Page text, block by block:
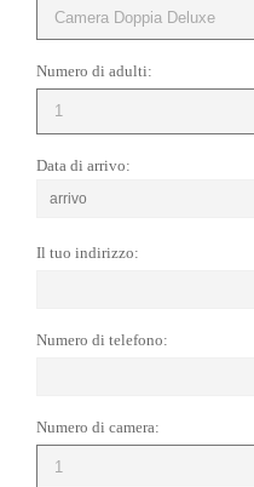
Numero di adulti:
Data di arrivo:
Il tuo indirizzo:
Numero di telefono:
Numero di camera: